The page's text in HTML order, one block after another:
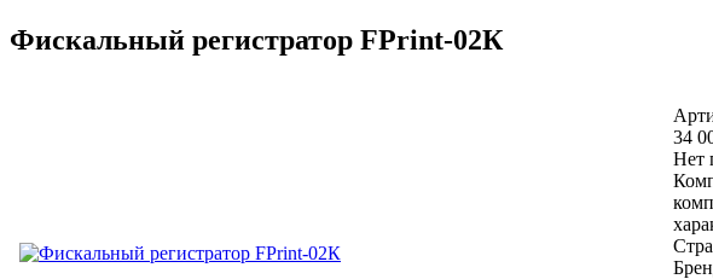
Фискальный регистратор FPrint-02К
34
Нет